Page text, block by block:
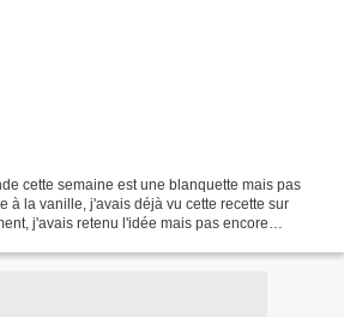
cette semaine est une blanquette mais pas
à la vanille, j'avais déjà vu cette recette sur
j'avais retenu l'idée mais pas encore